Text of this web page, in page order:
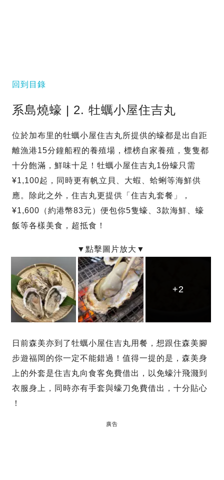
回到目錄
系島燒蠔 | 2. 牡蠣小屋住吉丸
位於加布里的牡蠣小屋住吉丸所提供的蠔都是出自距
離漁港15分鐘船程的養殖場，標榜自家養殖，隻隻都
十分飽滿，鮮味十足！牡蠣小屋住吉丸1份蠔只需
¥1,100起，同時更有帆立貝、大蝦、蛤蜊等海鮮供
應。除此之外，住吉丸更提供「住吉丸套餐」，
¥1,600（約港幣83元）便包你5隻蠔、3款海鮮、蠔
飯等各樣美食，超抵食！
+2
+2
+2
日前森美亦到了牡蠣小屋住吉丸用餐，想跟住森美腳
步遊福岡的你一定不能錯過！值得一提的是，森美身
上的外套是住吉丸向食客免費借出，以免蠔汁飛濺到
衣服身上，同時亦有手套與蠔刀免費借出，十分貼心
！
廣告